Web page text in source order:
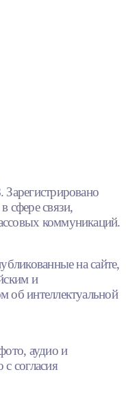
сфере связи,
коммуникаций.
на сайте,
и
об интеллектуальной
аудио и
согласия